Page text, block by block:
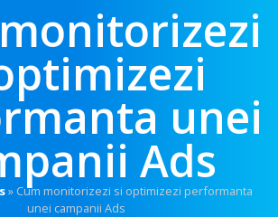
unei
Ads
» Cum monitorizezi si optimizezi performanta
unei campanii Ads